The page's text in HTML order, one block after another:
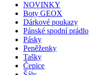
NOVINKY
Boty GEOX
Dárkové poukazy
Pánské spodní prádlo
Pásky
Peněženky
Tašky
Čepice